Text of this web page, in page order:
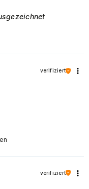
verifiziert
verifiziert